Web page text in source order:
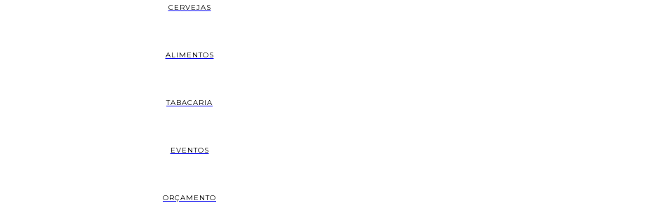
CERVEJAS
ALIMENTOS
TABACARIA
EVENTOS
ORÇAMENTO